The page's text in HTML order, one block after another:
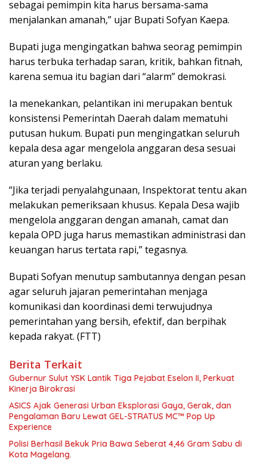
sebagai pemimpin kita harus bersama-sama
menjalankan amanah,” ujar Bupati Sofyan Kaepa.
Bupati juga mengingatkan bahwa seorag pemimpin
harus terbuka terhadap saran, kritik, bahkan fitnah,
karena semua itu bagian dari “alarm” demokrasi.
Ia menekankan, pelantikan ini merupakan bentuk
konsistensi Pemerintah Daerah dalam mematuhi
putusan hukum. Bupati pun mengingatkan seluruh
kepala desa agar mengelola anggaran desa sesuai
aturan yang berlaku.
“Jika terjadi penyalahgunaan, Inspektorat tentu akan
melakukan pemeriksaan khusus. Kepala Desa wajib
mengelola anggaran dengan amanah, camat dan
kepala OPD juga harus memastikan administrasi dan
keuangan harus tertata rapi,” tegasnya.
Bupati Sofyan menutup sambutannya dengan pesan
agar seluruh jajaran pemerintahan menjaga
komunikasi dan koordinasi demi terwujudnya
pemerintahan yang bersih, efektif, dan berpihak
kepada rakyat. (FTT)
Berita Terkait
Gubernur Sulut YSK Lantik Tiga Pejabat Eselon II, Perkuat
Kinerja Birokrasi
ASICS Ajak Generasi Urban Eksplorasi Gaya, Gerak, dan
Pengalaman Baru Lewat GEL-STRATUS MC™ Pop Up
Experience
Polisi Berhasil Bekuk Pria Bawa Seberat 4,46 Gram Sabu di
Kota Magelang.